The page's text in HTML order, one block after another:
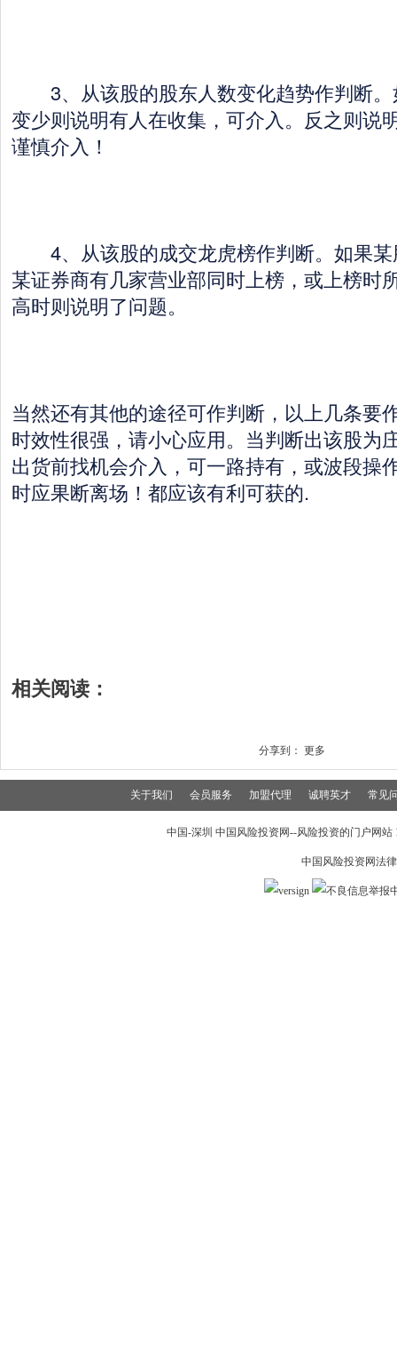
3、从该股的股东人数变化趋势作判断。
变少则说明有人在收集，可介入。反之则说
谨慎介入！
4、从该股的成交龙虎榜作判断。如果某
某证券商有几家营业部同时上榜，或上榜时
高时则说明了问题。
当然还有其他的途径可作判断，以上几条要
时效性很强，请小心应用。当判断出该股为
出货前找机会介入，可一路持有，或波段操
时应果断离场！都应该有利可获的.
相关阅读：
分享到： 更多
关于我们 会员服务 加盟代理 诚聘英才 常见
中国-深圳 中国风险投资网--风险投资的门户网
中国风险投资网法